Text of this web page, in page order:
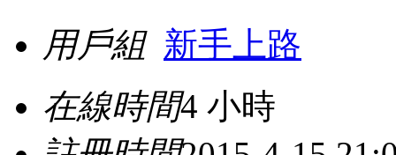
用戶組 新手上路
在線時間4 小時